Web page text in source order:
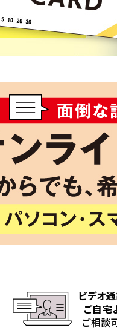
ビデオ
ご自宅
ご相談